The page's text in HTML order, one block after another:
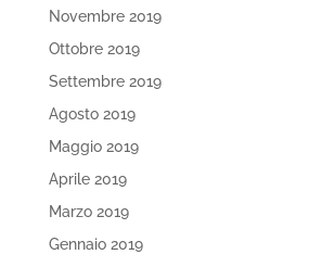
Novembre 2019
Ottobre 2019
Settembre 2019
Agosto 2019
Maggio 2019
Aprile 2019
Marzo 2019
Gennaio 2019